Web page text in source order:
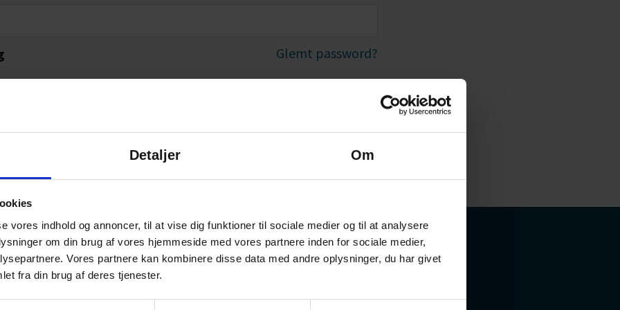
Detaljer Om
vores indhold og annoncer, til at vise dig funktioner til sociale medier og til at analysere
om din brug af vores hjemmeside med vores partnere inden for sociale medier,
Vores partnere kan kombinere disse data med andre oplysninger, du har givet
fra din brug af deres tjenester.
Glemt password?
Selvstændige